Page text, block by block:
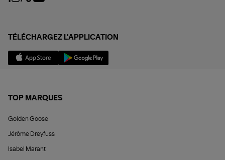
TÉLÉCHARGEZ L'APPLICATION
TOP MARQUES
Golden Goose
Jérôme Dreyfuss
Isabel Marant